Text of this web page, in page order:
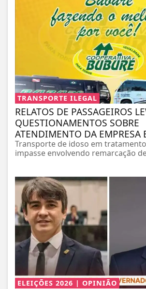
TRANSPORTE ILEGAL
RELATOS DE PASSAGEIROS
QUESTIONAMENTOS SOBRE
ATENDIMENTO DA EMPRESA
Transporte de idoso em
impasse envolvendo remarcação
ELEIÇÕES 2026 | OPINIÃO